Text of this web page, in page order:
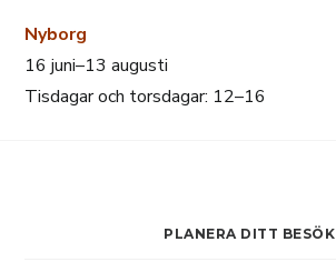
Nyborg
16 juni–13 augusti
Tisdagar och torsdagar: 12–16
PLANERA DITT BESÖK